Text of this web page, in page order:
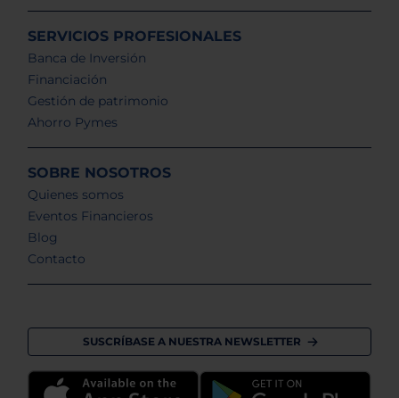
SERVICIOS PROFESIONALES
Banca de Inversión
Financiación
Gestión de patrimonio
Ahorro Pymes
SOBRE NOSOTROS
Quienes somos
Eventos Financieros
Blog
Contacto
SUSCRÍBASE A NUESTRA NEWSLETTER